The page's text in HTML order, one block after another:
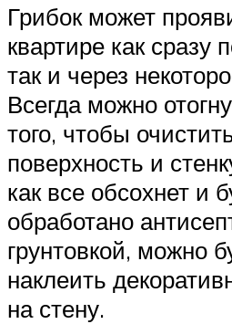
Грибок может
квартире как сразу
так и через
Всегда можно
того, чтобы
поверхность и
как все обсохнет и
обработано
грунтовкой, можно
наклеить
на стену.